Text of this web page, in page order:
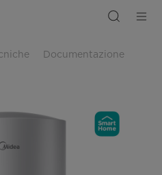
Documentazione